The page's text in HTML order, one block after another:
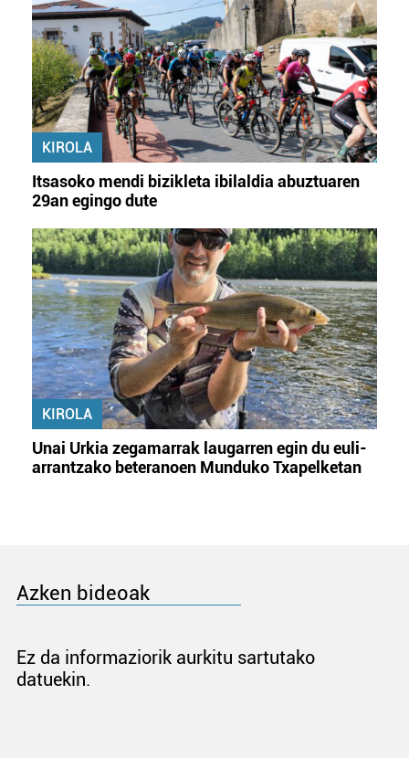
KIROLA
Itsasoko mendi bizikleta ibilaldia abuztuaren
29an egingo dute
KIROLA
Unai Urkia zegamarrak laugarren egin du euli-
arrantzako beteranoen Munduko Txapelketan
Azken bideoak
Ez da informaziorik aurkitu sartutako
datuekin.